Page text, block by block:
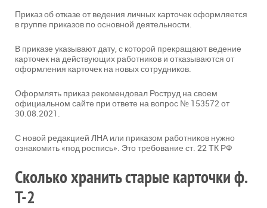
Приказ об отказе от ведения личных карточек оформляется
в группе приказов по основной деятельности.
В приказе указывают дату, с которой прекращают ведение
карточек на действующих работников и отказываются от
оформления карточек на новых сотрудников.
Оформлять приказ рекомендовал Роструд на своем
официальном сайте при ответе на вопрос № 153572 от
30.08.2021.
С новой редакцией ЛНА или приказом работников нужно
ознакомить «под роспись». Это требование ст. 22 ТК РФ
Сколько хранить старые карточки ф.
Т-2